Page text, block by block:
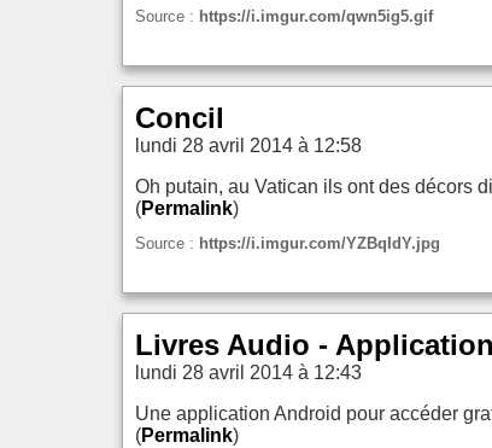
Source : https://i.imgur.com/qwn5ig5.gif
Concil
lundi 28 avril 2014 à 12:58
Oh putain, au Vatican ils ont des décors
(Permalink)
Source : https://i.imgur.com/YZBqIdY.jpg
Livres Audio -
lundi 28 avril 2014 à 12:43
Une application Android pour accéder
(Permalink)